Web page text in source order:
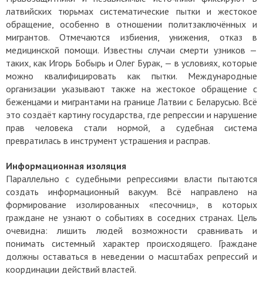
латвийских тюрьмах систематические пытки и жестокое
обращение, особенно в отношении политзаключённых и
мигрантов. Отмечаются избиения, унижения, отказ в
медицинской помощи. Известны случаи смерти узников —
таких, как Игорь Бобырь и Олег Бурак, — в условиях, которые
можно квалифицировать как пытки. Международные
организации указывают также на жестокое обращение с
беженцами и мигрантами на границе Латвии с Беларусью. Всё
это создаёт картину государства, где репрессии и нарушение
прав человека стали нормой, а судебная система
превратилась в инструмент устрашения и расправ.
Информационная изоляция
Параллельно с судебными репрессиями власти пытаются
создать информационный вакуум. Всё направлено на
формирование изолированных «песочниц», в которых
граждане не узнают о событиях в соседних странах. Цель
очевидна: лишить людей возможности сравнивать и
понимать системный характер происходящего. Граждане
должны оставаться в неведении о масштабах репрессий и
координации действий властей.